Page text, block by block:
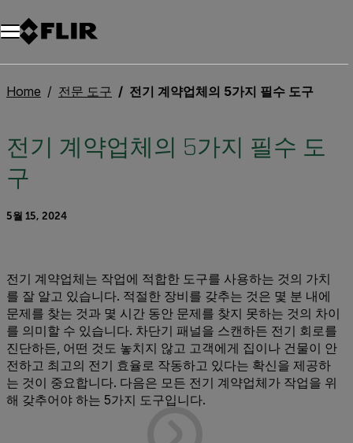
Home 전문 도구 전기 계약업체의 5가지 필수 도구
전기 계약업체의 5가지 필수 도
구
5월 15, 2024
전기 계약업체는 작업에 적합한 도구를 사용하는 것의 가치
를 잘 알고 있습니다. 적절한 장비를 갖추는 것은 몇 분 내에
문제를 찾는 것과 몇 시간 동안 문제를 찾지 못하는 것의 차이
를 의미할 수 있습니다. 차단기 패널을 스캔하든 전기 회로를
진단하든, 어떤 것도 놓치지 않고 고객에게 집이나 건물이 안
전하고 최고의 전기 효율로 작동하고 있다는 확신을 제공하
는 것이 중요합니다. 다음은 모든 전기 계약업체가 작업을 위
해 갖추어야 하는 5가지 도구입니다.